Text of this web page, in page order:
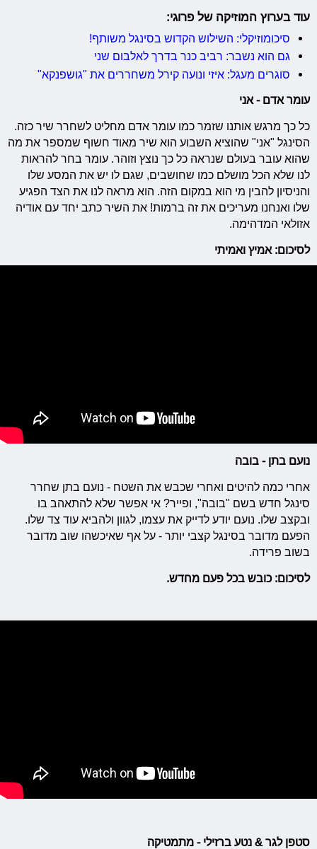
עוד בערוץ המוזיקה של פרוגי:
סיכומוזיקלי: השילוש הקדוש בסינגל משותף!
גם הוא נשבר: רביב כנר בדרך לאלבום שני
סוגרים מעגל: איזי ונועה קירל משחררים את "גושפנקא"
עומר אדם - אני
כל כך מרגש אותנו שזמר כמו עומר אדם מחליט לשחרר שיר כזה.
הסינגל "אני" שהוציא השבוע הוא שיר מאוד חשוף שמספר את מה
שהוא עובר בעולם שנראה כל כך נוצץ וזוהר. עומר בחר להראות
לנו שלא הכל מושלם כמו שחושבים, שגם לו יש את המסע שלו
והניסיון להבין מי הוא במקום הזה. הוא מראה לנו את הצד הפגיע
שלו ואנחנו מעריכים את זה ברמות! את השיר כתב יחד עם אודיה
אזולאי המדהימה.
לסיכום: אמיץ ואמיתי
נועם בתן - בובה
אחרי כמה להיטים ואחרי שכבש את השטח - נועם בתן שחרר
סינגל חדש בשם "בובה", ופייר? אי אפשר שלא להתאהב בו
ובקצב שלו. נועם יודע לדייק את עצמו, לגוון ולהביא עוד צד שלו.
הפעם מדובר בסינגל קצבי יותר - על אף שאיכשהו שוב מדובר
בשוב פרידה.
לסיכום: כובש בכל פעם מחדש.
סטפן לגר & נטע ברזילי - מתמטיקה